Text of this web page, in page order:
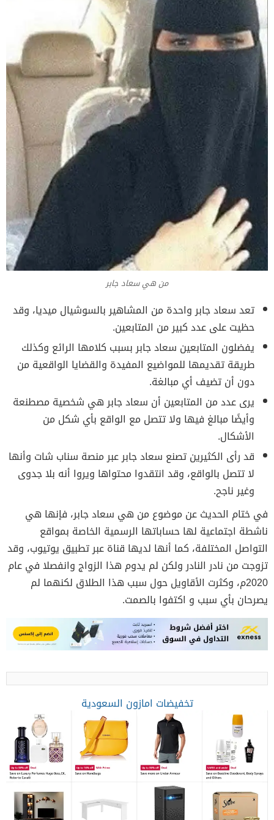
من هي سعاد جابر
تعد سعاد جابر واحدة من المشاهير بالسوشيال ميديا، وقد
حظيت على عدد كبير من المتابعين.
يفضلون المتابعين سعاد جابر بسبب كلامها الرائع وكذلك
طريقة تقديمها للمواضيع المفيدة والقضايا الواقعية من
دون أن تضيف أي مبالغة.
يرى عدد من المتابعين أن سعاد جابر هي شخصية مصطنعة
وأيضًا مبالغ فيها ولا تتصل مع الواقع بأي شكل من
الأشكال.
قد رأى الكثيرين تصنع سعاد جابر عبر منصة سناب شات وأنها
لا تتصل بالواقع، وقد انتقدوا محتواها ويروا أنه بلا جدوى
وغير ناجح.
في ختام الحديث عن موضوع من هي سعاد جابر، فإنها هي
ناشطة اجتماعية لها حساباتها الرسمية الخاصة بمواقع
التواصل المختلفة، كما أنها لديها قناة عبر تطبيق يوتيوب، وقد
تزوجت من نادر النادر ولكن لم يدوم هذا الزواج وانفصلا في عام
2020م، وكثرت الأقاويل حول سبب هذا الطلاق لكنهما لم
يصرحان بأي سبب و اكتفوا بالصمت.
تخفيضات امازون السعودية